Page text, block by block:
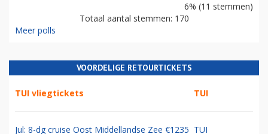
6% (11 stemmen)
Totaal aantal stemmen: 170
Meer polls
VOORDELIGE RETOURTICKETS
TUI vliegtickets TUI
Jul: 8-dg cruise Oost Middellandse Zee €1235 TUI